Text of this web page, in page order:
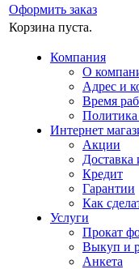
Оформить заказ
Корзина пуста.
Компания
О
Адрес и
Время
Политика
Интернет
Акции
Доставка
Кредит
Гарантии
Как
Услуги
Прокат
Выкуп и
Анкета